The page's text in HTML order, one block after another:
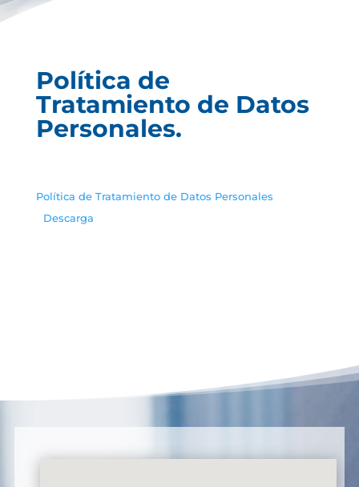
Política de
Tratamiento de Datos
Personales.
Política de Tratamiento de Datos Personales
Descarga